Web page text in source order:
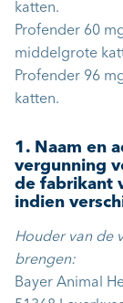
katten.
Profender 60
middelgrote
Profender 96
katten.
1. Naam en
vergunning
de fabrikant
indien
Houder van de
brengen:
Bayer Animal